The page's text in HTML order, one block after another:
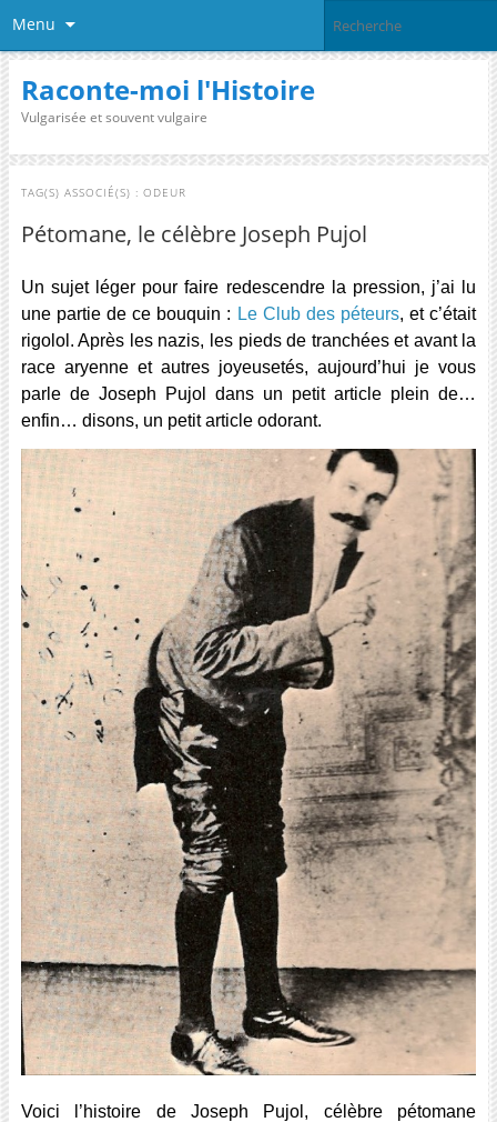
Menu
Raconte-moi l'Histoire
Vulgarisée et souvent vulgaire
TAG(S) ASSOCIÉ(S) : ODEUR
Pétomane, le célèbre Joseph Pujol
Un sujet léger pour faire redescendre la pression, j’ai lu
une partie de ce bouquin : Le Club des péteurs, et c’était
rigolol. Après les nazis, les pieds de tranchées et avant la
race aryenne et autres joyeusetés, aujourd’hui je vous
parle de Joseph Pujol dans un petit article plein de…
enfin… disons, un petit article odorant.
Voici l’histoire de Joseph Pujol, célèbre pétomane